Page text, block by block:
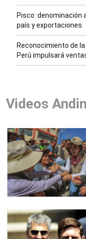
Pisco: denominación
país y exportaciones
Reconocimiento de
Perú impulsará
Videos